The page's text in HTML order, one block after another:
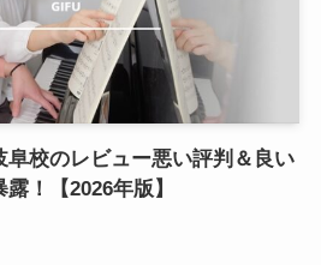
阜校のレビュー悪い評判＆良い
！【2026年版】